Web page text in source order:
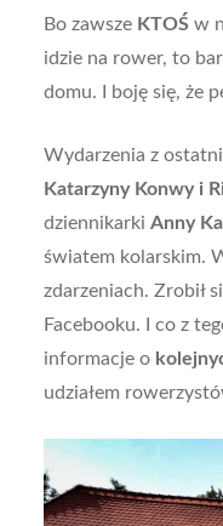
Bo zawsze KTOŚ w
idzie na rower, to
domu. I boję się, że
Wydarzenia z
Katarzyny Konwy i
dziennikarki Anny
światem kolarskim.
zdarzeniach. Zrobił
Facebooku. I co z
informacje o
udziałem